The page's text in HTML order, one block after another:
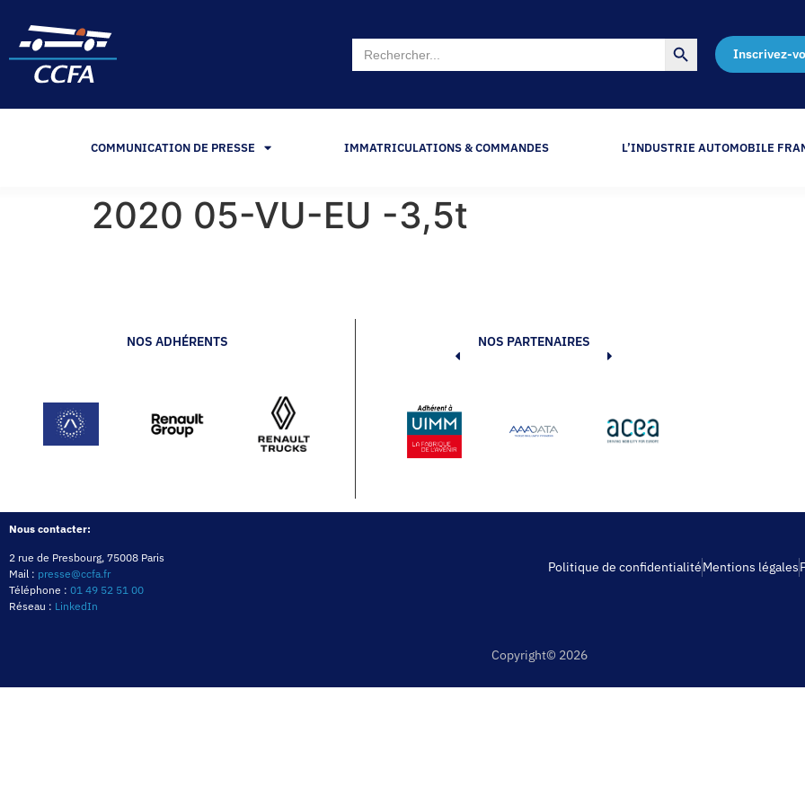
Search
for:
Search Button
Inscrivez-
COMMUNICATION DE PRESSE IMMATRICULATIONS & COMMANDES L’INDUSTRIE AUTOMOBILE
2020 05-VU-EU -3,5t
NOS ADHÉRENTS NOS PARTENAIRES
Nous contacter:
2 rue de Presbourg, 75008 Paris
Mail : presse@ccfa.fr
Téléphone : 01 49 52 51 00
Réseau : LinkedIn
Politique de confidentialitéMentions légales
Copyright© 2026